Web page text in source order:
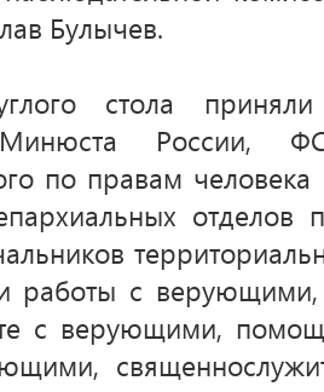
Булычев.
стола приняли
Минюста России,
по правам
работы с
с верующими,